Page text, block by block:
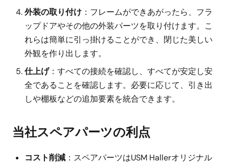
外装の取り付け ：フレームができあがったら、フラ
ップドアやその他の外装パーツを取り付けます。こ
れらは簡単に引っ掛けることができ、閉じた美しい
外観を作り出します。
仕上げ：すべての接続を確認し、すべてが安定し安
全であることを確認します。必要に応じて、引き出
しや棚板などの追加要素を統合できます。
当社スペアパーツの利点
コスト削減 ：スペアパーツはUSM Hallerオリジナル